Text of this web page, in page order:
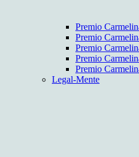
Premio
Premio
Premio
Premio
Premio
Legal-Mente